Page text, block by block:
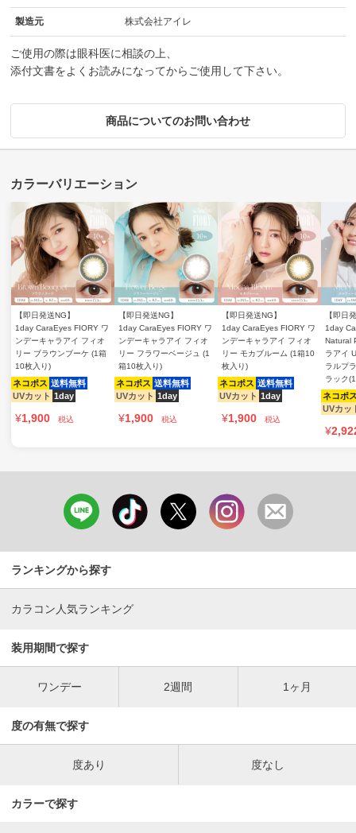
製造元 株式会社アイレ
ご使用の際は眼科医に相談の上、
添付文書をよくお読みになってからご使用して下さい。
商品についてのお問い合わせ
【即日発送NG】
1day CaraEyes FIORY ワ
ンデーキャラアイ フィオ
リー ブラウンブーケ (1箱
10枚入り)
ネコポス 送料無料
UVカット 1day
¥1,900 税込
【即日発送NG】
1day CaraEyes FIORY ワ
ンデーキャラアイ フィオ
リー フラワーベージュ (1
箱10枚入り)
ネコポス 送料無料
UVカット 1day
¥1,900 税込
【即日発送NG】
1day CaraEyes FIORY ワ
ンデーキャラアイ フィオ
リー モカブルーム (1箱10
枚入り)
ネコポス 送料無料
UVカット 1day
¥1,900 税込
【即日
1day
Natural
ラアイ
ラルプ
ラック
ネコポ
UVカッ
¥
ランキングから探す
カラコン人気ランキング
装用期間で探す
ワンデー 2週間 1ヶ月
度の有無で探す
度あり 度なし
カラーで探す